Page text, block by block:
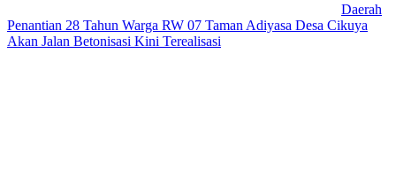
Daerah
Penantian 28 Tahun Warga RW 07 Taman Adiyasa Desa Cikuya
Akan Jalan Betonisasi Kini Terealisasi